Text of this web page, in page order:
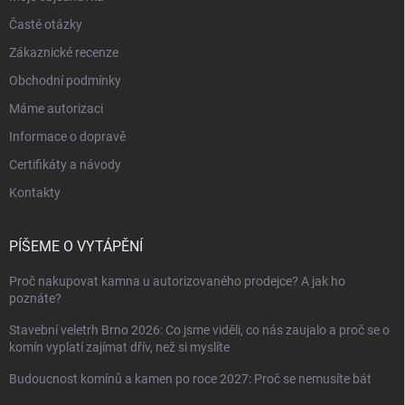
Časté otázky
Zákaznické recenze
Obchodní podmínky
Máme autorizaci
Informace o dopravě
Certifikáty a návody
Kontakty
PÍŠEME O VYTÁPĚNÍ
Proč nakupovat kamna u autorizovaného prodejce? A jak ho
poznáte?
Stavební veletrh Brno 2026: Co jsme viděli, co nás zaujalo a proč se o
komín vyplatí zajímat dřív, než si myslíte
Budoucnost komínů a kamen po roce 2027: Proč se nemusíte bát